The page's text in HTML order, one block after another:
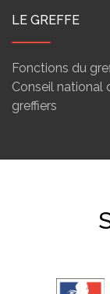
LE GREFFE
Fonctions du
Conseil national
greffiers